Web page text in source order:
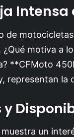
de
¿Qué motiva a
**CFMoto
representan la
y
un